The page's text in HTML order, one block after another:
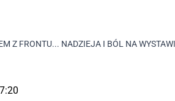
Z FRONTU... NADZIEJA I BÓL NA